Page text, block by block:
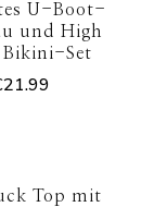
U-Boot-
und High
Bikini-Set
21.99
Top mit